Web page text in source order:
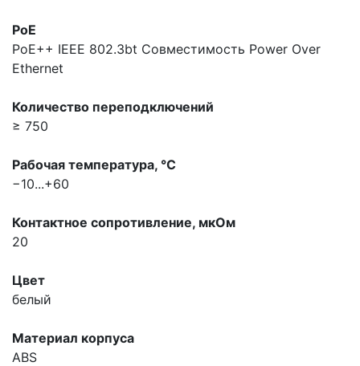
PoE
PoE++ IEEE 802.3bt Совместимость Power Over
Ethernet
Количество переподключений
≥ 750
Рабочая температура, °С
−10...+60
Контактное сопротивление, мкOм
20
Цвет
белый
Материал корпуса
ABS